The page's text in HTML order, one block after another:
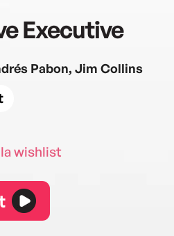
Executive
Pabon, Jim Collins
wishlist